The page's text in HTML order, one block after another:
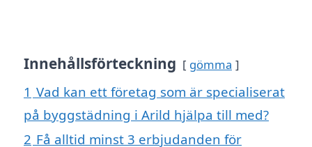
Innehållsförteckning gömma
1 Vad kan ett företag som är specialiserat
på byggstädning i Arild hjälpa till med?
2 Få alltid minst 3 erbjudanden för